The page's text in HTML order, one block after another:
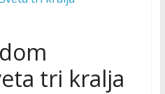
tri kralja